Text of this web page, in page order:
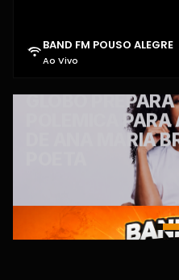
BAND FM POUSO ALEGRE
Ao Vivo